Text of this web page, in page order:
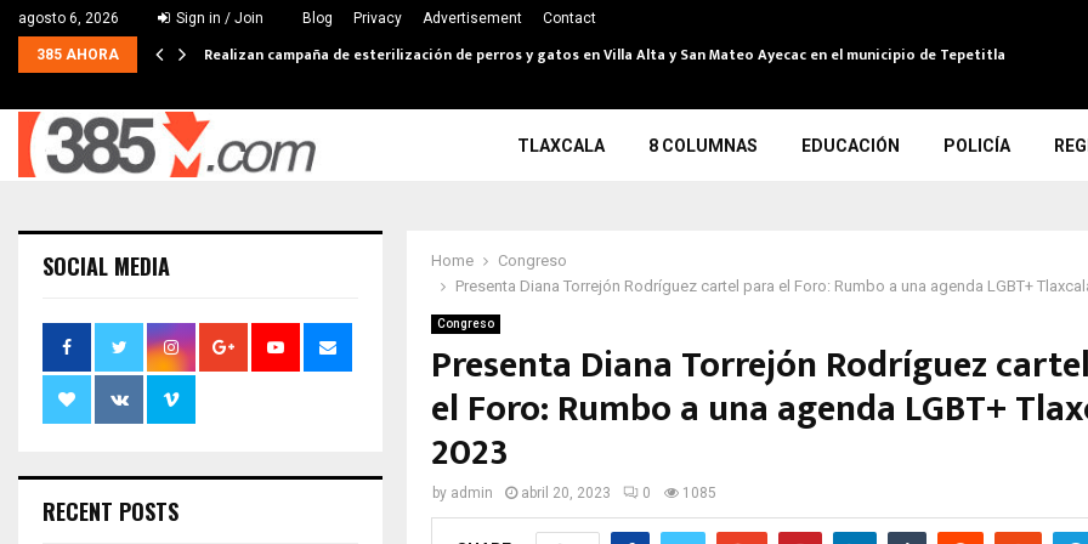
agosto 6, 2026 Sign in / Join Blog Privacy Advertisement Contact
385 AHORA Realizan campaña de esterilización de perros y gatos en Villa Alta y San Mateo Ayecac en el municipio de Tepetitla
TLAXCALA 8 COLUMNAS EDUCACIÓN POLICÍA
Home
Congreso
Presenta Diana Torrejón Rodríguez cartel para el Foro: Rumbo a una agenda LGBT+
Congreso
Presenta Diana Torrejón Rodríguez
el Foro: Rumbo a una agenda LGBT+
2023
by admin abril 20, 2023 0 1085
SOCIAL MEDIA
RECENT POSTS